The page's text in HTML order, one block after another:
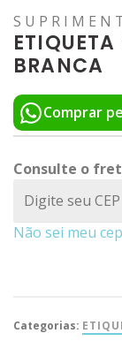
BRANCA
Comprar
Consulte o
Não sei meu cep
Categorias: